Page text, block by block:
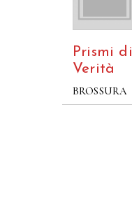
Prismi di
Verità
BROSSURA